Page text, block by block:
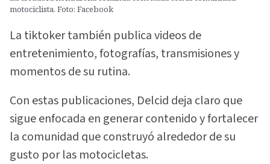
motociclista. Foto: Facebook
La tiktoker también publica videos de
entretenimiento, fotografías, transmisiones y
momentos de su rutina.
Con estas publicaciones, Delcid deja claro que
sigue enfocada en generar contenido y fortalecer
la comunidad que construyó alrededor de su
gusto por las motocicletas.